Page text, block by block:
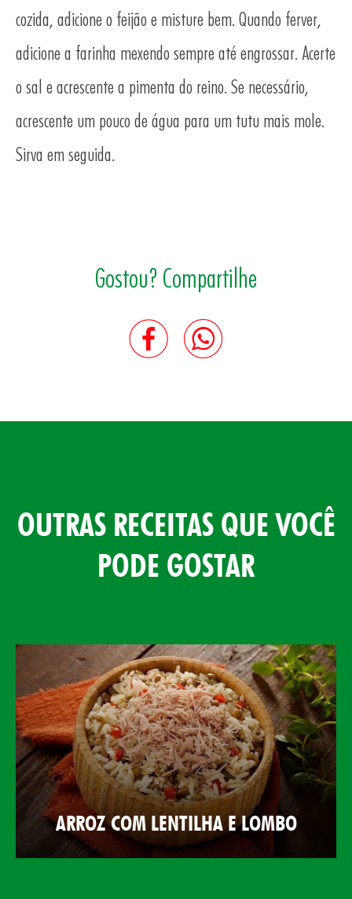
cozida, adicione o feijão e misture bem. Quando ferver,
adicione a farinha mexendo sempre até engrossar. Acerte
o sal e acrescente a pimenta do reino. Se necessário,
acrescente um pouco de água para um tutu mais mole.
Sirva em seguida.
Gostou? Compartilhe
OUTRAS RECEITAS QUE VOCÊ
PODE GOSTAR
ARROZ COM LENTILHA E LOMBO